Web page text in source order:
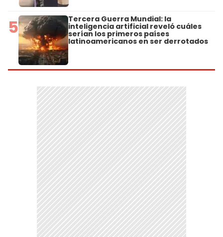
5 Tercera Guerra Mundial: la
inteligencia artificial reveló cuáles
serían los primeros países
latinoamericanos en ser derrotados